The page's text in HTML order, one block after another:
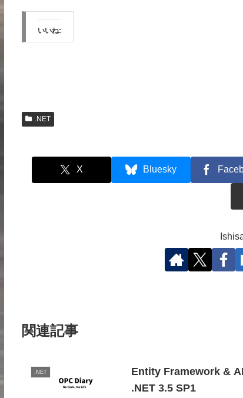
いいね:
.NET
X Bluesky
関連記事
.NET
Entity Framework &
.NET 3.5 SP1